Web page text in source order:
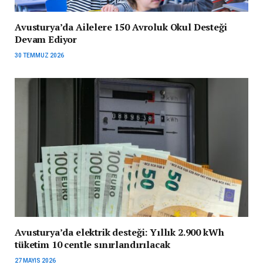
Avusturya’da Ailelere 150 Avroluk Okul Desteği
Devam Ediyor
30 TEMMUZ 2026
Avusturya’da elektrik desteği: Yıllık 2.900 kWh
tüketim 10 centle sınırlandırılacak
27 MAYIS 2026